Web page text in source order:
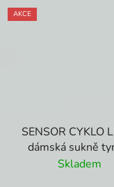
AKCE
SENSOR CYKLO
dámská sukně
Skladem